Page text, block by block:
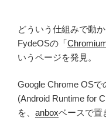
どういう仕組みで動
FydeOSの「
いうページを発見。
Google Chrome OSで
(Android Runtime for
を、 anboxベースで置